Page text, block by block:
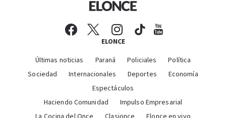
ELONCE
Últimas noticias Paraná Policiales
Política
Sociedad
Internacionales Deportes
Economía
Espectáculos
Haciendo Comunidad
Impulso Empresarial